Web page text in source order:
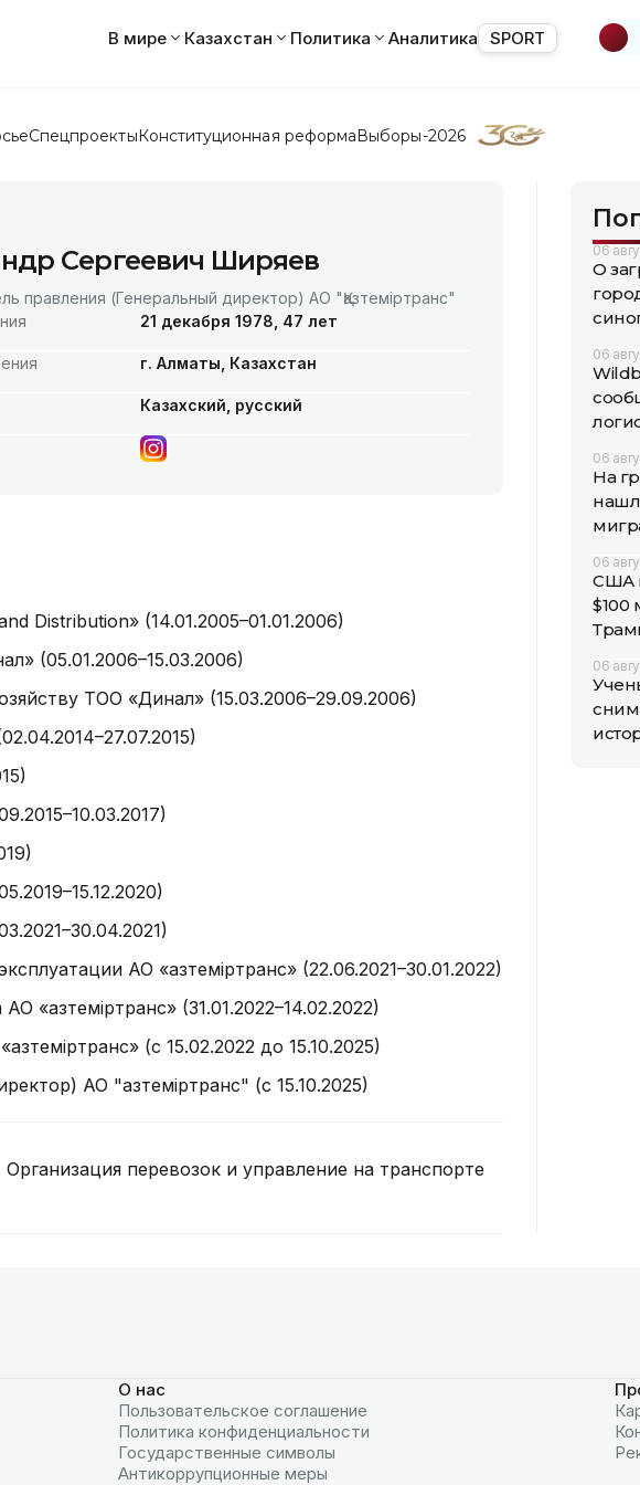
В мире Казахстан Политика Аналитика SPORT
СпецпроектыКонституционная реформаВыборы-2026
Сергеевич Ширяев
правления (Генеральный директор) АО "Қазтеміртранс"
21 декабря 1978, 47 лет
г. Алматы, Казахстан
Казахский, русский
Distribution» (14.01.2005–01.01.2006)
(05.01.2006–15.03.2006)
ТОО «Динал» (15.03.2006–29.09.2006)
АО «Қазтеміртранс» (22.06.2021–30.01.2022)
«Қазтеміртранс» (31.01.2022–14.02.2022)
(с 15.02.2022 до 15.10.2025)
АО "Қазтеміртранс" (с 15.10.2025)
перевозок и управление на транспорте
06
О
06
06
На
06
США
$100
06
О нас
Пользовательское соглашение
Политика конфиденциальности
Государственные символы
Антикоррупционные меры